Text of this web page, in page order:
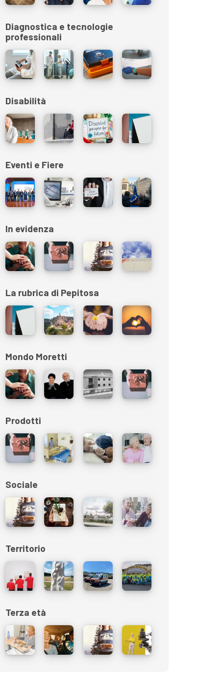
Diagnostica e tecnologie
professionali
Disabilità
Eventi e Fiere
In evidenza
La rubrica di Pepitosa
Mondo Moretti
Prodotti
Sociale
Territorio
Terza età